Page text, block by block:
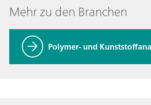
Mehr zu den Branchen
Polymer- und